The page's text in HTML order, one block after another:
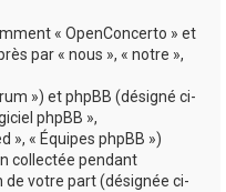
« OpenConcerto » et
par « nous », « notre »,
») et phpBB (désigné ci-
phpBB »,
», « Équipes phpBB »)
collectée pendant
de votre part (désignée ci-